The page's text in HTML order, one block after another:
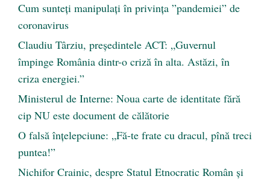
Cum sunteți manipulați în privința ”pandemiei” de
coronavirus
Claudiu Târziu, președintele ACT: „Guvernul
împinge România dintr-o criză în alta. Astăzi, în
criza energiei.”
Ministerul de Interne: Noua carte de identitate fără
cip NU este document de călătorie
O falsă înțelepciune: „Fă-te frate cu dracul, pînă treci
puntea!”
Nichifor Crainic, despre Statul Etnocratic Român şi